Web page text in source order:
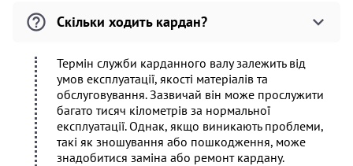
Скільки ходить кардан?
Термін служби карданного валу залежить від
умов експлуатації, якості матеріалів та
обслуговування. Зазвичай він може прослужити
багато тисяч кілометрів за нормальної
експлуатації. Однак, якщо виникають проблеми,
такі як зношування або пошкодження, може
знадобитися заміна або ремонт кардану.